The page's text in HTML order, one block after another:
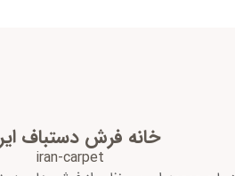
خانه فرش دستباف
iran-carpet